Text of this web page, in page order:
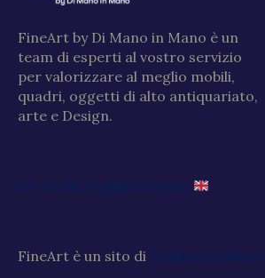
FineArt by Di Mano in Mano è un
team di esperti al vostro servizio
per valorizzare al meglio mobili,
quadri, oggetti di alto antiquariato,
arte e Design.
Go to the English website
FineArt è un sito di Di Mano in Mano